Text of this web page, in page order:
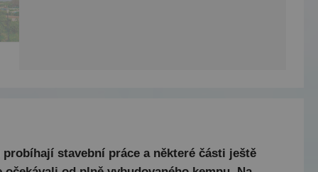
stavební práce a některé části ještě